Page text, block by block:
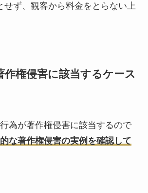
せず、観客から料金をとらない上
作権侵害に該当するケース
為が著作権侵害に該当するので
な著作権侵害の実例を確認して